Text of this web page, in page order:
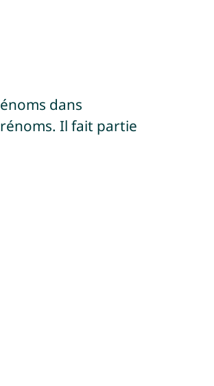
dans
Il fait partie